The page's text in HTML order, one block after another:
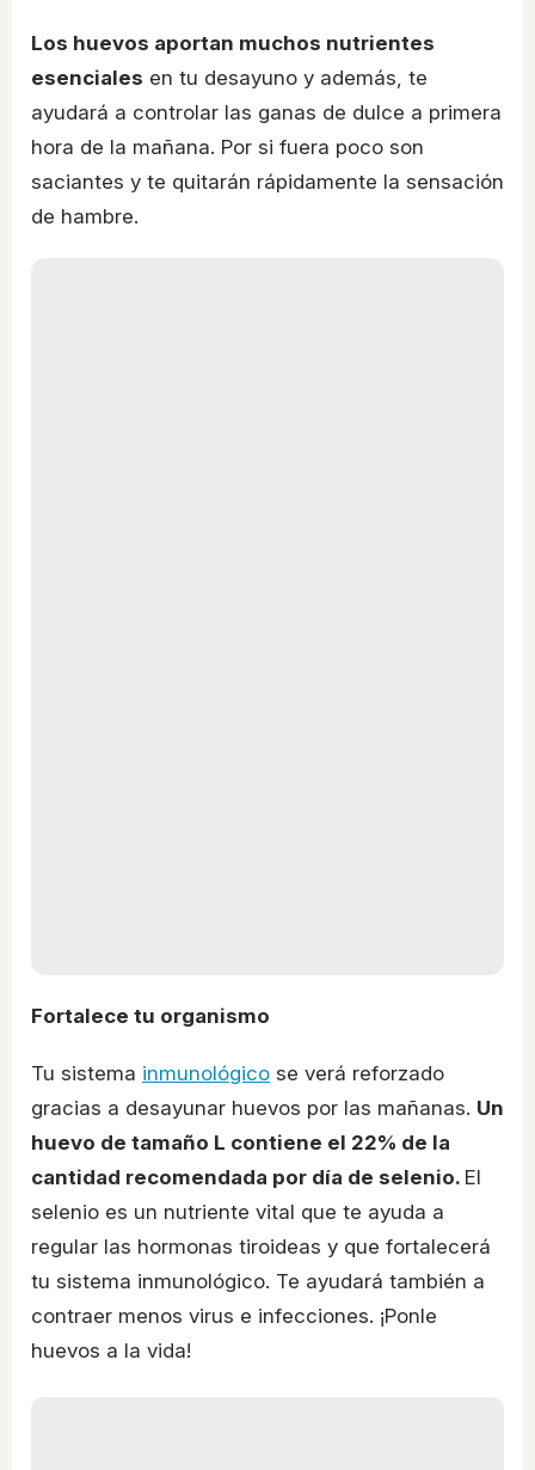
Los huevos aportan muchos nutrientes
esenciales en tu desayuno y además, te
ayudará a controlar las ganas de dulce a primera
hora de la mañana. Por si fuera poco son
saciantes y te quitarán rápidamente la sensación
de hambre.
Fortalece tu organismo
Tu sistema inmunológico se verá reforzado
gracias a desayunar huevos por las mañanas. Un
huevo de tamaño L contiene el 22% de la
cantidad recomendada por día de selenio. El
selenio es un nutriente vital que te ayuda a
regular las hormonas tiroideas y que fortalecerá
tu sistema inmunológico. Te ayudará también a
contraer menos virus e infecciones. ¡Ponle
huevos a la vida!